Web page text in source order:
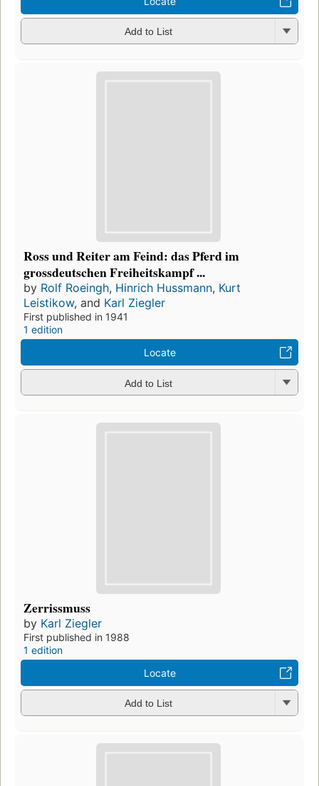
Add to List
Ross und Reiter am Feind: das Pferd im
grossdeutschen Freiheitskampf ...
by Rolf Roeingh, Hinrich Hussmann, Kurt
Leistikow, and Karl Ziegler
First published in 1941
1 edition
Locate
Add to List
Zerrissmuss
by Karl Ziegler
First published in 1988
1 edition
Locate
Add to List